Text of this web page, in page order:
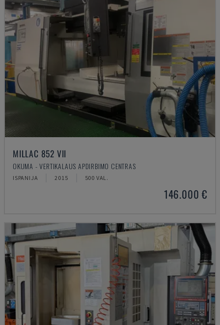
MILLAC 852 VII
OKUMA - VERTIKALAUS APDIRBIMO CENTRAS
ISPANIJA 2015 500 VAL.
146.000 €